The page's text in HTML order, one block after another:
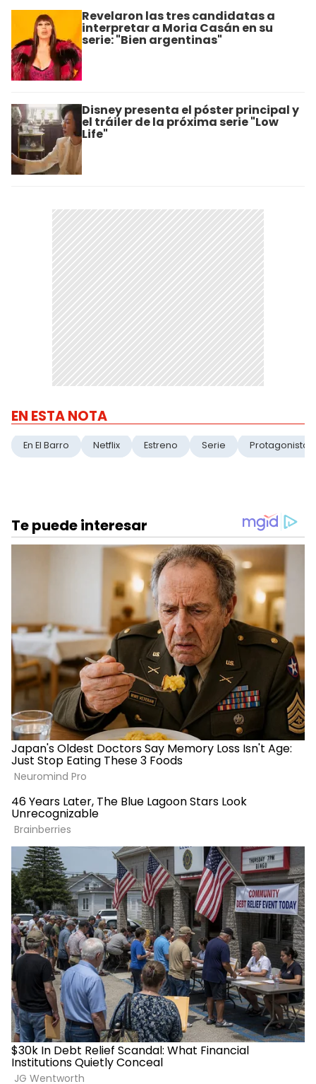
Revelaron las tres candidatas a
interpretar a Moria Casán en su
serie: "Bien argentinas"
Disney presenta el póster principal y
el tráiler de la próxima serie "Low
Life"
EN ESTA NOTA
En El Barro Netflix Estreno Serie Protagonistas